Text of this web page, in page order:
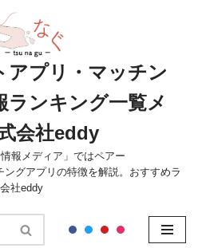
プリ・マッチン
ランキング一覧メ
会社eddy
報メディア」ではペアー
グアプリの特徴を解説。おすすめラ
社eddy